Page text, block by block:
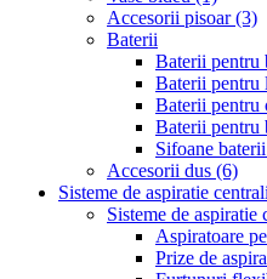
Accesorii pisoar(3)
Baterii
Baterii pentru
Baterii pentru
Baterii pentru
Baterii pentru
Sifoane
Accesorii dus (6)
Sisteme de aspiratie
Sisteme de aspiratie
Aspiratoare
Prize de